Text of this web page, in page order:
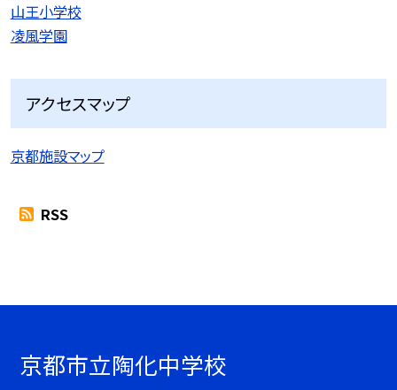
山王小学校
凌風学園
アクセスマップ
京都施設マップ
RSS
京都市立陶化中学校